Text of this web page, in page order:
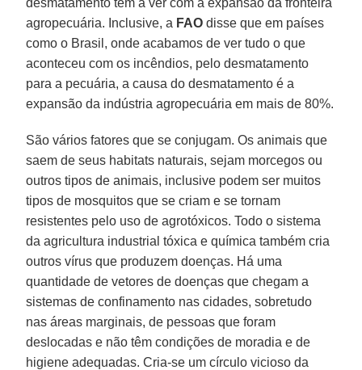
agropecuária. Inclusive, a FAO disse que em países
como o Brasil, onde acabamos de ver tudo o que
aconteceu com os incêndios, pelo desmatamento
para a pecuária, a causa do desmatamento é a
expansão da indústria agropecuária em mais de 80%.
São vários fatores que se conjugam. Os animais que
saem de seus habitats naturais, sejam morcegos ou
outros tipos de animais, inclusive podem ser muitos
tipos de mosquitos que se criam e se tornam
resistentes pelo uso de agrotóxicos. Todo o sistema
da agricultura industrial tóxica e química também cria
outros vírus que produzem doenças. Há uma
quantidade de vetores de doenças que chegam a
sistemas de confinamento nas cidades, sobretudo
nas áreas marginais, de pessoas que foram
deslocadas e não têm condições de moradia e de
higiene adequadas. Cria-se um círculo vicioso da